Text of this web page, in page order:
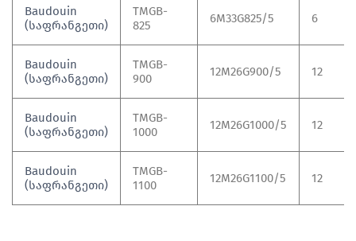
Baudouin
(საფრანგეთი)
TMGB-
825
6M33G825/5 6
Baudouin
(საფრანგეთი)
TMGB-
900
12M26G900/5 12
Baudouin
(საფრანგეთი)
TMGB-
1000
12M26G1000/5 12
Baudouin
(საფრანგეთი)
TMGB-
1100
12M26G1100/5 12